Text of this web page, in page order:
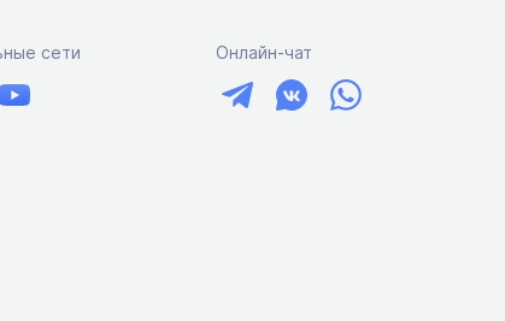
сети Онлайн-чат